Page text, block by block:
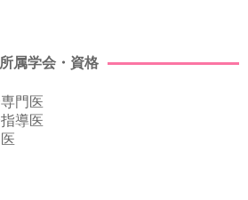
所属学会・資格
門医
導医